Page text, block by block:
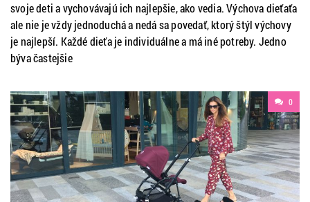
svoje deti a vychovávajú ich najlepšie, ako vedia. Výchova dieťaťa
ale nie je vždy jednoduchá a nedá sa povedať, ktorý štýl výchovy
je najlepší. Každé dieťa je individuálne a má iné potreby. Jedno
býva častejšie
0